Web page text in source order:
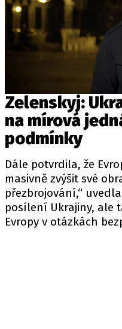
Zelenskyj:
na mírová
podmínky
Dále potvrdila, že
masivně zvýšit své
přezbrojování,“
posílení Ukrajiny, ale
Evropy v otázkách